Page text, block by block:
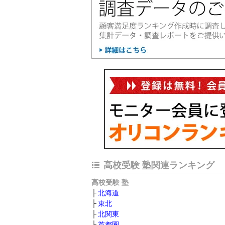
高校受験 塾関連ランキング
高校受験 塾
北海道
東北
北関東